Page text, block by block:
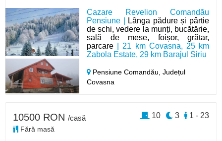
Cazare Revelion Comandău
Pensiune |
Lânga pădure și pârtie
de schi, vedere la munți, bucătărie,
sală de mese, foișor, grătar,
parcare | 21 km Covasna, 25 km
Zabola Estate, 29 km Barajul Siriu
Pensiune Comandău,Județul
Covasna
10500 RON /casă
Fără masă
1 - 23
3
10